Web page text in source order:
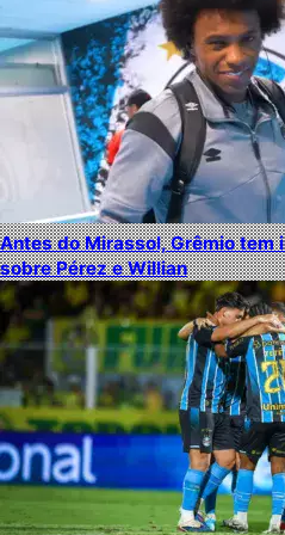
Antes do Mirassol, Grêmio
sobre Pérez e Willian